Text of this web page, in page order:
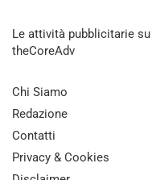
Le attività pubblicitarie
theCoreAdv
Chi Siamo
Redazione
Contatti
Privacy & Cookies